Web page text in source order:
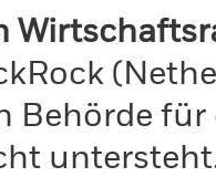
Behörde